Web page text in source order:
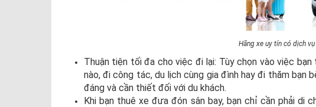
Hãng xe uy tín có dịch
Thuận tiện tối đa cho việc đi lại: Tùy chọn vào việc bạn
nào, đi công tác, du lịch cùng gia đình hay đi thăm bạn
đáng và cần thiết đối với du khách.
Khi bạn thuê xe đưa đón sân bay, bạn chỉ cần phải di